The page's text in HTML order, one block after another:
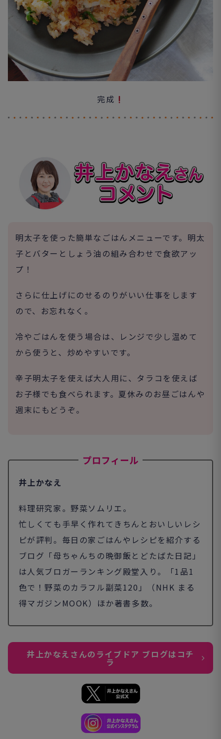
完成
明太子を使った簡単なごはんメニューです。明太
子とバターとしょう油の組み合わせで食欲アッ
プ！
さらに仕上げにのせるのりがいい仕事をします
ので、お忘れなく。
冷やごはんを使う場合は、レンジで少し温めて
から使うと、炒めやすいです。
辛子明太子を使えば大人用に、タラコを使えば
お子様でも食べられます。夏休みのお昼ごはんや
週末にもどうぞ。
プロフィール
井上かなえ
料理研究家。野菜ソムリエ。
忙しくても手早く作れてきちんとおいしいレシ
ピが評判。毎日の家ごはんやレシピを紹介する
ブログ「母ちゃんちの晩御飯とどたばた日記」
は人気ブロガーランキング殿堂入り。「1品1
色で！野菜のカラフル副菜120」（NHK まる
得マガジンMOOK）ほか著書多数。
井上かなえさんのライブドア ブログはコチ
ラ